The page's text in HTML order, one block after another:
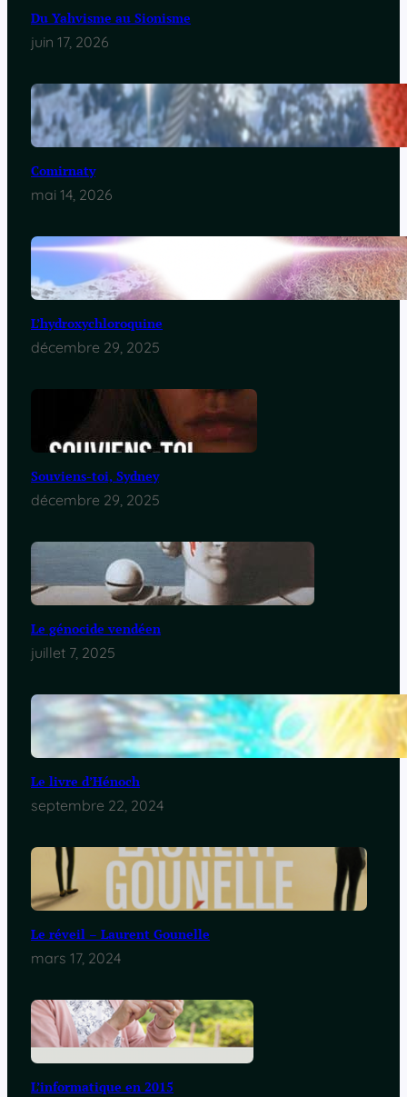
Du Yahvisme au Sionisme
juin 17, 2026
Comirnaty
mai 14, 2026
L’hydroxychloroquine
décembre 29, 2025
Souviens-toi, Sydney
décembre 29, 2025
Le génocide vendéen
juillet 7, 2025
Le livre d’Hénoch
septembre 22, 2024
Le réveil – Laurent Gounelle
mars 17, 2024
L’informatique en 2015